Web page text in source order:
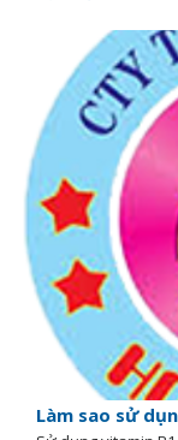
Làm sao sử